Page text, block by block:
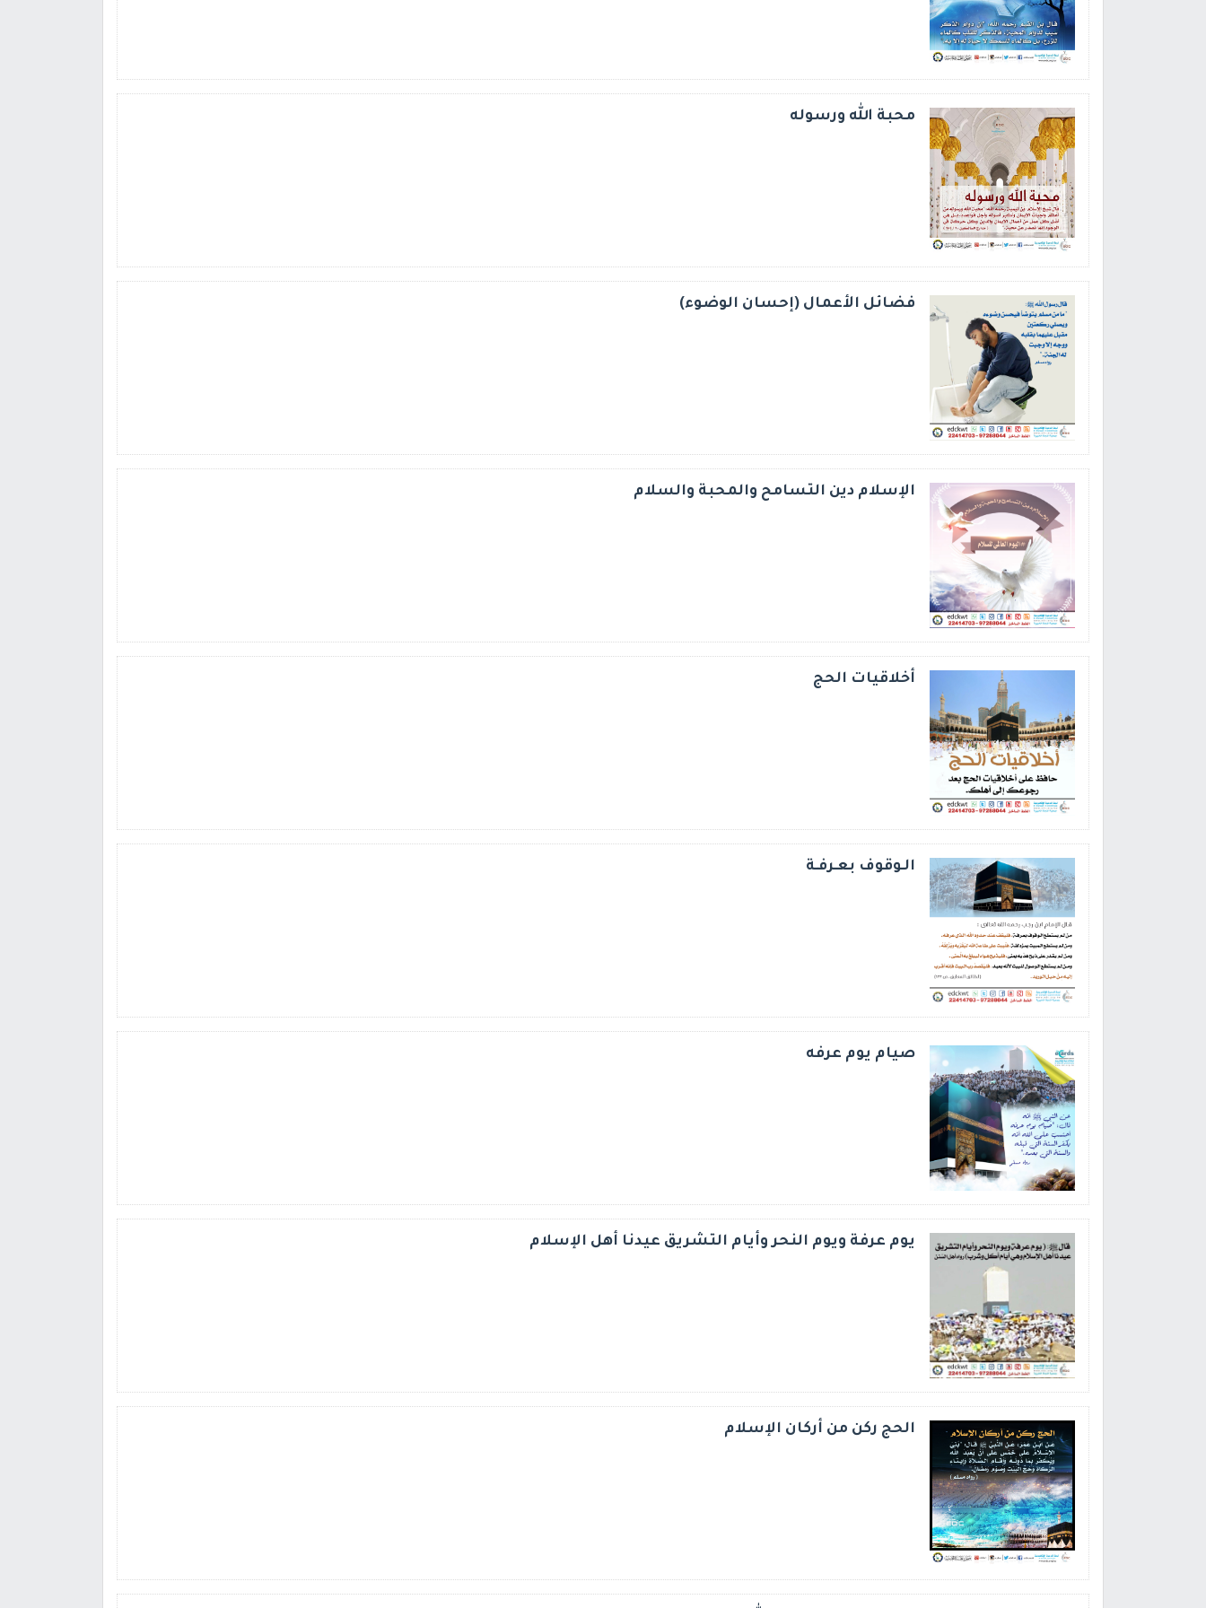
محبة الله ورسوله
فضائل الأعمال (إحسان الوضوء)
الإسلام دين التسامح والمحبة والسلام
أخلاقيات الحج
الـوقوف بعـرفـة
صيام يوم عرفه
يوم عرفة ويوم النحر وأيام التشريق عيدنا أهل الإسلام
الحج ركن من أركان الإسلام